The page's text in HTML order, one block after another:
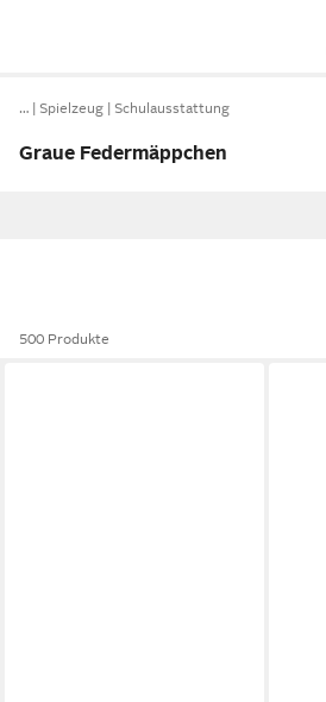
… Spielzeug Schulausstattung
Graue Federmäppchen
500 Produkte